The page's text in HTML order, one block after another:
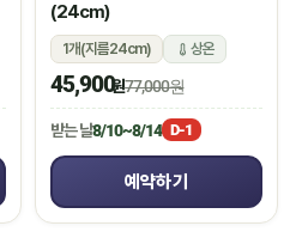
(24cm)
1개(지름24cm) 상온
45,900원77,000원
받는 날8/10~8/14 D-1
예약하기